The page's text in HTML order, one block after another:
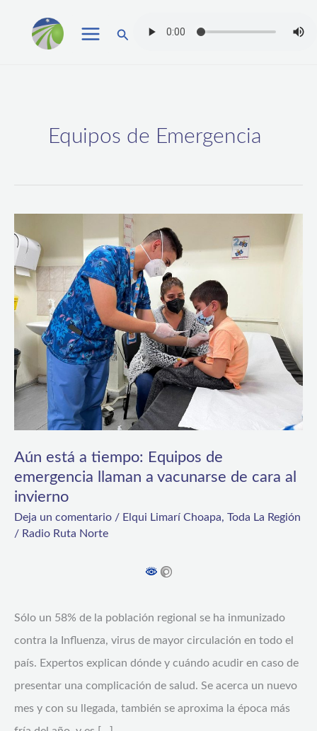
Buscar
Equipos de Emergencia
Aún está a tiempo: Equipos de
emergencia llaman a vacunarse de cara al
invierno
Deja un comentario / Elqui Limarí Choapa, Toda La Región
/ Radio Ruta Norte
Sólo un 58% de la población regional se ha inmunizado
contra la Influenza, virus de mayor circulación en todo el
país. Expertos explican dónde y cuándo acudir en caso de
presentar una complicación de salud. Se acerca un nuevo
mes y con su llegada, también se aproxima la época más
está
a
tiempo:
Equipos
de
emergencia
llaman
a
vacunarse
de
cara
al
invierno